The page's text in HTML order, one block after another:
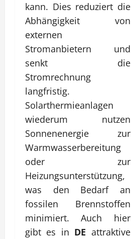
kann. Dies reduziert die
Abhängigkeit von
externen
Stromanbietern und
senkt die
Stromrechnung
langfristig.
Solarthermieanlagen
wiederum nutzen
Sonnenenergie zur
Warmwasserbereitung
oder zur
Heizungsunterstützung,
was den Bedarf an
fossilen Brennstoffen
minimiert. Auch hier
gibt es in DE attraktive